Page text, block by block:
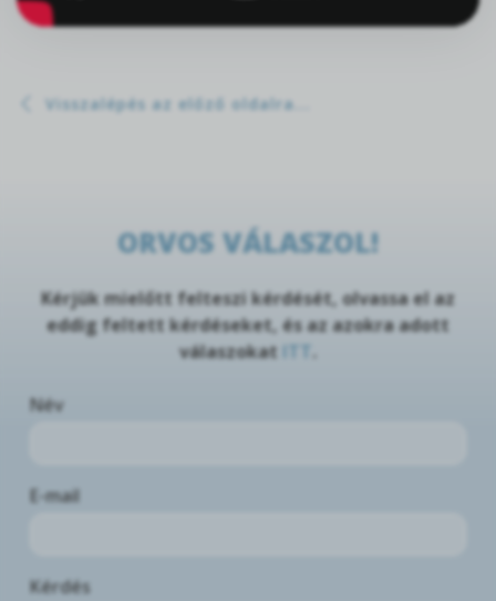
Visszalépés az előző oldalra...
ORVOS VÁLASZOL!
Kérjük mielőtt felteszi kérdését, olvassa el az
eddig feltett kérdéseket, és az azokra adott
válaszokat
Név
E-mail
Kérdés